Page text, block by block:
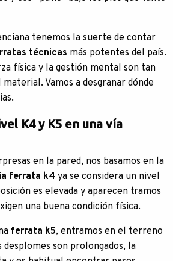
tenemos la suerte de contar
técnicas más potentes del país.
física y la gestión mental son tan
Vamos a desgranar dónde
K4 y K5 en una vía
en la pared, nos basamos en la
ferrata k4 ya se considera un nivel
es elevada y aparecen tramos
una buena condición física.
ferrata k5, entramos en el terreno
desplomes son prolongados, la